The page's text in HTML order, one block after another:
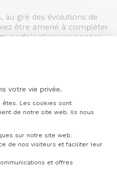
votre vie privée.
du Consentement :
êtes. Les cookies sont
de notre site web. Ils nous
sur notre site web.
de nos visiteurs et faciliter leur
et offres
consent
au gré des évolutions de
être amené à compléter
parfois plusieurs années
PLUS GRANDS